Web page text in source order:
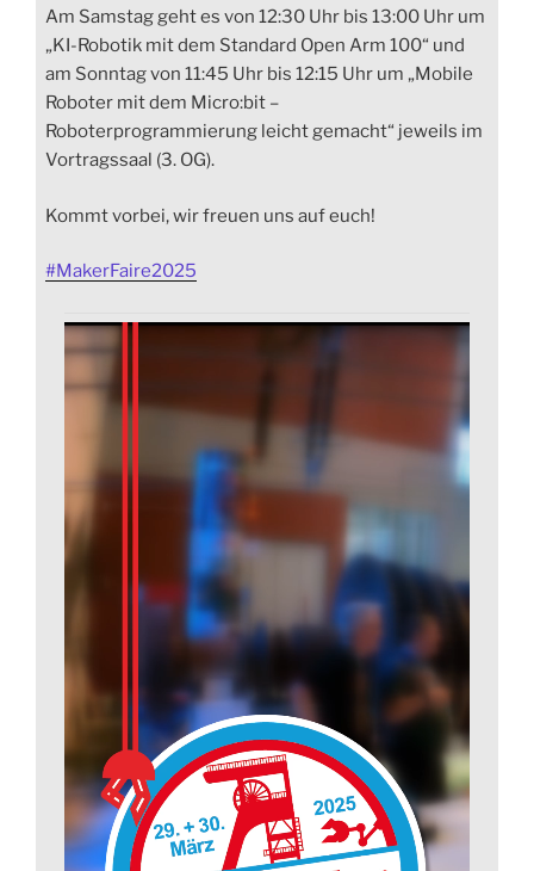
Am Samstag geht es von 12:30 Uhr bis 13:00 Uhr um
„KI-Robotik mit dem Standard Open Arm 100“ und
am Sonntag von 11:45 Uhr bis 12:15 Uhr um „Mobile
Roboter mit dem Micro:bit –
Roboterprogrammierung leicht gemacht“ jeweils im
Vortragssaal (3. OG).
Kommt vorbei, wir freuen uns auf euch!
#MakerFaire2025